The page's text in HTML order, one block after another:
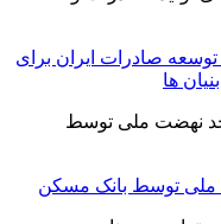
توسعه صادرات ایران برای
ها